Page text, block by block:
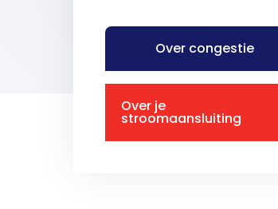
Over congestie
Over je
stroomaansluiting